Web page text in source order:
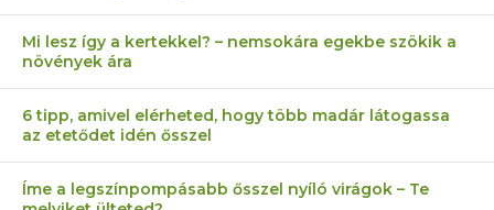
Mi lesz így a kertekkel? – nemsokára egekbe szökik a
növények ára
6 tipp, amivel elérheted, hogy több madár látogassa
az etetődet idén ősszel
Íme a legszínpompásabb ősszel nyíló virágok – Te